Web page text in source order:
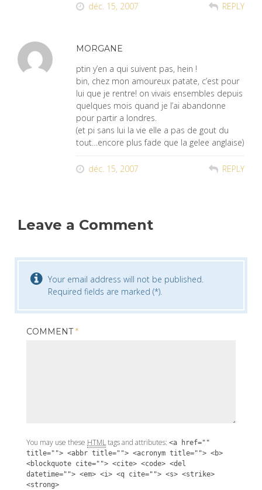
déc. 15, 2007 REPLY
MORGANE
ptin y’en a qui suivent pas, hein !
bin, chez mon amoureux patate, c’est pour
lui que je rentre! on vivais ensembles depuis
quelques mois quand je l’ai abandonne
pour partir a londres.
(et pi sans lui la vie elle a pas de gout du
tout…encore plus fade que la gelee anglaise)
déc. 15, 2007 REPLY
Leave a Comment
Your email address will not be published.
Required fields are marked (*).
COMMENT*
You may use these HTMLtags and attributes: <a href=""
title=""> <abbr title=""> <acronym title=""> <b>
<blockquote cite=""> <cite> <code> <del
datetime=""> <em> <i> <q cite=""> <s> <strike>
<strong>